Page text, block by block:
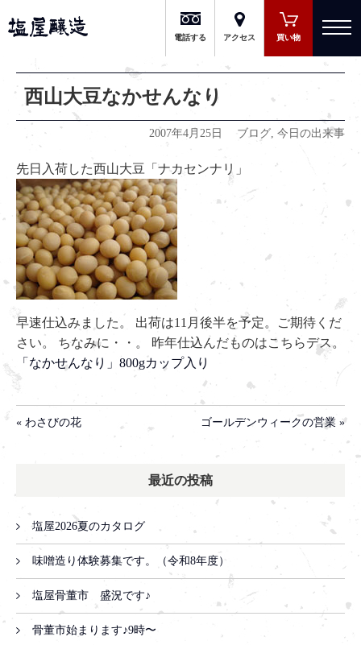
有限会社 塩屋醸造
電話する アクセス 買い物
西山大豆なかせんなり
2007年4月25日 ブログ, 今日の出来事
先日入荷した西山大豆「ナカセンナリ」
早速仕込みました。 出荷は11月後半を予定。ご期待くだ
さい。 ちなみに・・。 昨年仕込んだものはこちらデス。
「なかせんなり」800gカップ入り
« わさびの花 ゴールデンウィークの営業 »
最近の投稿
塩屋2026夏のカタログ
味噌造り体験募集です。（令和8年度）
塩屋骨董市 盛況です♪
骨董市始まります♪9時〜